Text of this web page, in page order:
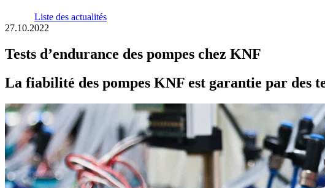
Liste des actualités
27.10.2022
Tests d’endurance des pompes chez KNF
La fiabilité des pompes KNF est garantie par des